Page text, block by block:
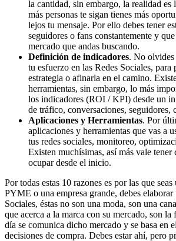
la cantidad, sin embargo, la realidad es
más personas te sigan tienes más
lejos tu mensaje. Por ello debes tener
seguidores o fans constantemente y
mercado que andas buscando.
Definición de indicadores. No olvides
tu esfuerzo en las Redes Sociales, para
estrategia o afinarla en el camino.
herramientas, sin embargo, lo más
los indicadores (ROI / KPI) desde un
de tráfico, conversaciones, seguidores,
Aplicaciones y Herramientas. Por
aplicaciones y herramientas que vas a
tus redes sociales, monitoreo,
Existen muchísimas, así más vale tener
ocupar desde el inicio.
Por todas estas 10 razones es por las que
PYME o una empresa grande, debes elaborar
Sociales, éstas no son una moda, son una
que acerca a la marca con su mercado, son la
día se comunica dicho mercado y se basa en
decisiones de compra. Debes estar ahí, pero